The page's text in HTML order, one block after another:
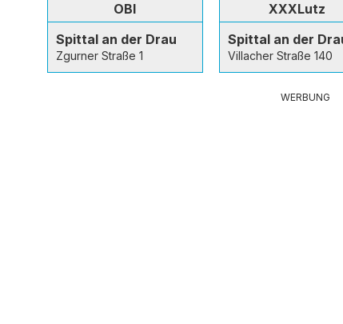
OBI
Spittal an der Drau
Zgurner Straße 1
XXXLutz
Spittal an der
Villacher Straße 140
WERBUNG